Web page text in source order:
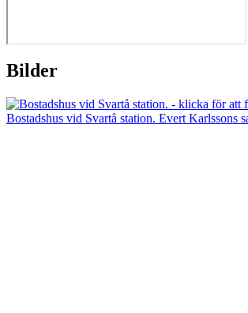
Bilder
Bostadshus vid Svartå station. Evert Karlssons